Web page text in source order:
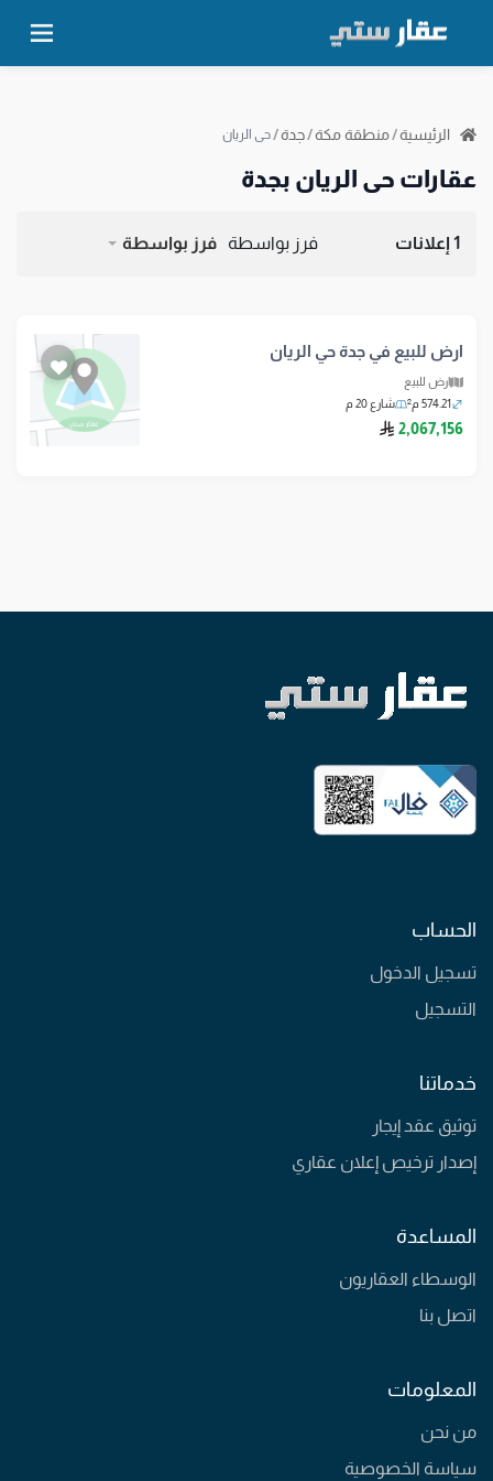
الرئيسية/منطقة مكة/جدة/حي الريان
عقارات حي الريان بجدة
1 إعلانات فرز بواسطة فرز بواسطة
ارض للبيع في جدة حي الريان
ارض للبيع
574.21 م²
شارع 20 م
2,067,156 ريال سعودي
الحساب
تسجيل الدخول
التسجيل
خدماتنا
توثيق عقد إيجار
إصدار ترخيص إعلان عقاري
المساعدة
الوسطاء العقاريون
اتصل بنا
المعلومات
من نحن
سياسة الخصوصية